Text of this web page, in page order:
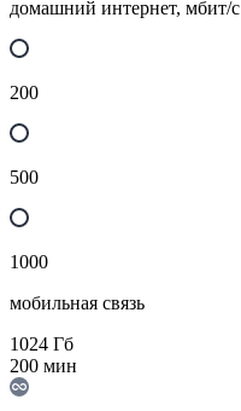
домашний интернет, мбит/с
200
500
1000
мобильная связь
1024 Гб
200 мин